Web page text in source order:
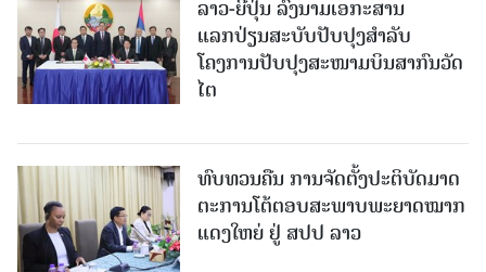
ລາວ-ຍີ່ປຸ່ນ ລົງນາມເອກະສານ
ແລກປ່ຽນສະບັບປັບປຸງສໍາລັບ
ໂຄງການປັບປຸງສະໜາມບິນສາກົນວັດ
ໄຕ
ທົບທວນຄືນ ການຈັດຕັ້ງປະຕິບັດມາດ
ຕະການໂຕ້ຕອບສະພາບພະຍາດໝາກ
ແດງໃຫຍ່ ຢູ່ ສປປ ລາວ